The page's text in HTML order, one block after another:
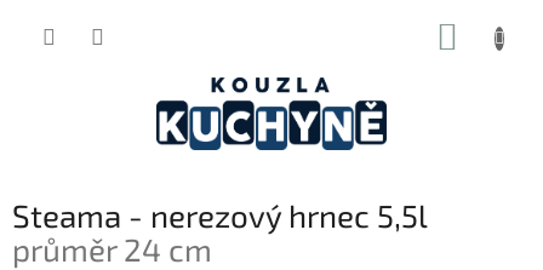
Steama - nerezový hrnec 5,5l
průměr 24 cm